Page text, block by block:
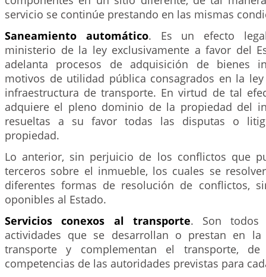
servicio se continúe prestando en las mismas
Saneamiento automático. Es un efecto
ministerio de la ley exclusivamente a favor del
adelanta procesos de adquisición de bienes
motivos de utilidad pública consagrados en la
infraestructura de transporte. En virtud de tal
adquiere el pleno dominio de la propiedad del
resueltas a su favor todas las disputas o
propiedad.
Lo anterior, sin perjuicio de los conflictos que
terceros sobre el inmueble, los cuales se
diferentes formas de resolución de conflictos,
oponibles al Estado.
Servicios conexos al transporte. Son todos
actividades que se desarrollan o prestan en la
transporte y complementan el transporte,
competencias de las autoridades previstas para